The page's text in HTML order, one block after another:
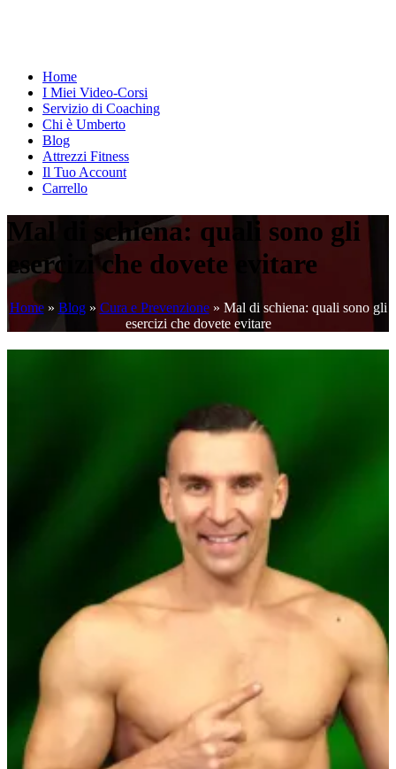
Home
I Miei Video-Corsi
Servizio di Coaching
Chi è Umberto
Blog
Attrezzi Fitness
Il Tuo Account
Carrello
Mal di schiena: quali sono gli
esercizi che dovete evitare
Home» Blog» Cura e Prevenzione» Mal di schiena: quali sono gli
esercizi che dovete evitare